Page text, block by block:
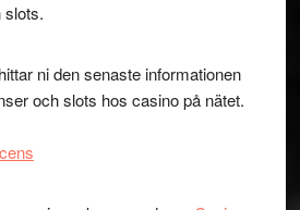
slots.
ni den senaste informationen
och slots hos casino på nätet.